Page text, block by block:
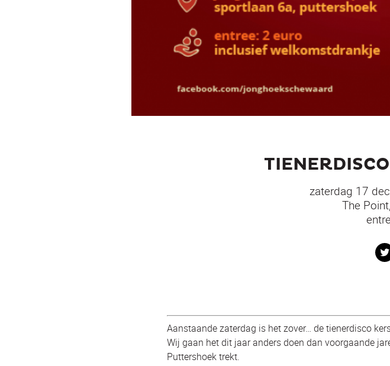
zaterdag 17
The
Aanstaande zaterdag is het zover… de tienerdisco
Wij gaan het dit jaar anders doen dan voorgaande
Puttershoek trekt.